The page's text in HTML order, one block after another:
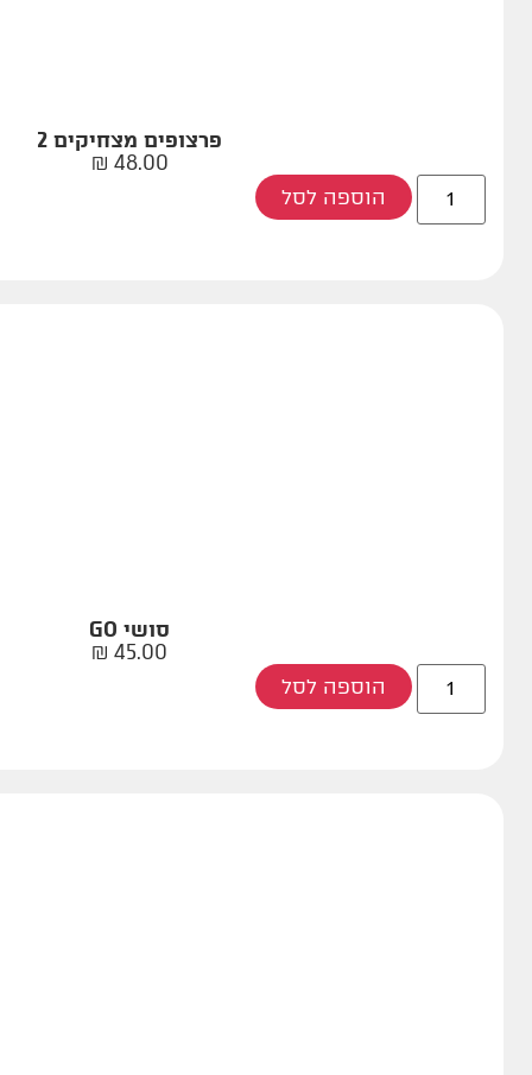
פרצופים מצחיקים 2
48.00
₪
הוספה לסל
סושי GO
45.00
₪
הוספה לסל